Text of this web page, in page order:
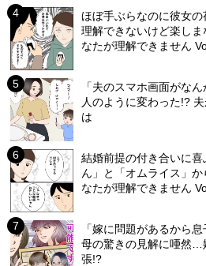
ほぼ手ぶらなのに彼女
理解できないけど楽し
なたが理解できません
「夫のスマホ画面がな
人のように変わった!?
は
結婚前提の付き合いに
ん」と「オムライス」
なたが理解できません
「嫁に問題があるから
母の驚きの見解に唖然…
張!?